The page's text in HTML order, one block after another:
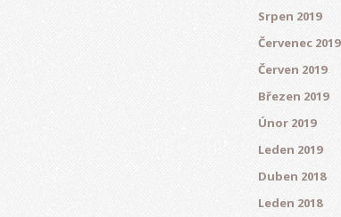
Srpen 2019
Červenec 2019
Červen 2019
Březen 2019
Únor 2019
Leden 2019
Duben 2018
Leden 2018